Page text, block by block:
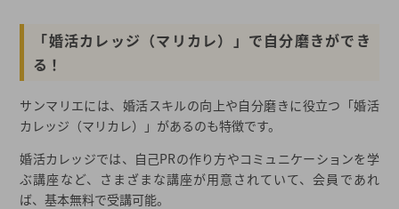
「婚活カレッジ（マリカレ）」で自分磨きができ
る！
サンマリエには、婚活スキルの向上や自分磨きに役立つ「婚活
カレッジ（マリカレ）」があるのも特徴です。
婚活カレッジでは、自己PRの作り方やコミュニケーションを学
ぶ講座など、さまざまな講座が用意されていて、会員であれ
ば、基本無料で受講可能。